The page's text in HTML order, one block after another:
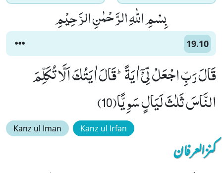
بِسْمِ اللّٰهِ الرَّحْمٰنِ الرَّحِیْمِ
19.10
قَالَ رَبِّ اجْعَلْ لِّیْۤ اٰیَةًؕ-قَالَ اٰیَتُكَ اَلَّا تُكَلِّمَ
النَّاسَ ثَلٰثَ لَیَالٍ سَوِیًّا(10)
Kanz ul Iman Kanz ul Irfan
کنزالعرفان